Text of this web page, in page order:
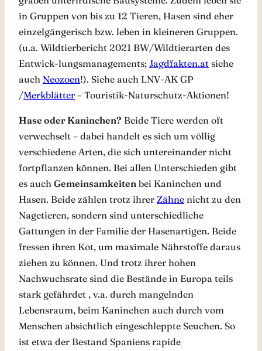
in Gruppen von bis zu 12 Tieren, Hasen sind eher
einzelgängerisch bzw. leben in kleineren Gruppen.
(u.a. Wildtierbericht 2021 BW/Wildtierarten des
Entwick-lungsmanagements; Jagdfakten.at siehe
auch Neozoen!). Siehe auch LNV-AK GP
/Merkblätter – Touristik-Naturschutz-Aktionen!
Hase oder Kaninchen? Beide Tiere werden oft
verwechselt – dabei handelt es sich um völlig
verschiedene Arten, die sich untereinander nicht
fortpflanzen können. Bei allen Unterschieden gibt
es auch Gemeinsamkeiten bei Kaninchen und
Hasen. Beide zählen trotz ihrer Zähne nicht zu den
Nagetieren, sondern sind unterschiedliche
Gattungen in der Familie der Hasenartigen. Beide
fressen ihren Kot, um maximale Nährstoffe daraus
ziehen zu können. Und trotz ihrer hohen
Nachwuchsrate sind die Bestände in Europa teils
stark gefährdet , v.a. durch mangelnden
Lebensraum, beim Kaninchen auch durch vom
Menschen absichtlich eingeschleppte Seuchen. So
ist etwa der Bestand Spaniens rapide